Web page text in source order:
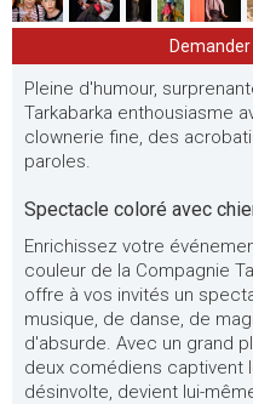
Pleine d'humour,
Tarkabarka enthousiasme
clownerie fine, des
paroles.
Spectacle coloré avec
Enrichissez votre
couleur de la Compagnie
offre à vos invités un
musique, de danse, de
d'absurde. Avec un grand
deux comédiens captivent
désinvolte, devient lui-